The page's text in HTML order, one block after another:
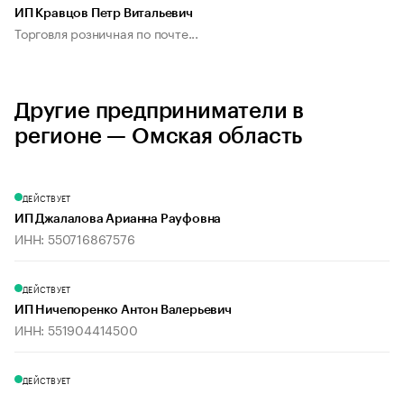
ИП Кравцов Петр Витальевич
Торговля розничная по почте...
Другие предприниматели в
регионе — Омская область
ДЕЙСТВУЕТ
ИП Джалалова Арианна Рауфовна
ИНН: 550716867576
ДЕЙСТВУЕТ
ИП Ничепоренко Антон Валерьевич
ИНН: 551904414500
ДЕЙСТВУЕТ